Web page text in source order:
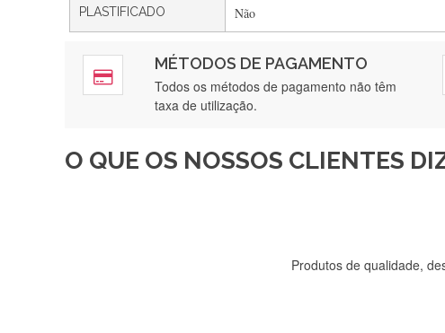
PLASTIFICADO Não
MÉTODOS DE PAGAMENTO
Todos os métodos de pagamento não têm
taxa de utilização.
O QUE OS NOSSOS CLIENTES
Rápido,
Recebi a minha encomenda,
Produtos de qualidade,